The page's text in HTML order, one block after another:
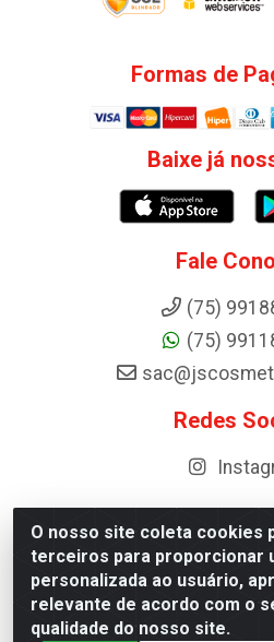
O nosso site coleta cookies
terceiros para proporcionar
personalizada ao usuário,
relevante de acordo com o
qualidade do nosso site.
Formas de
Baixe já
Fale
(75)
(75)
Redes
Distribuidora de Cosméticos
km 87 - Industrial, Ipirá -
10.984.107/